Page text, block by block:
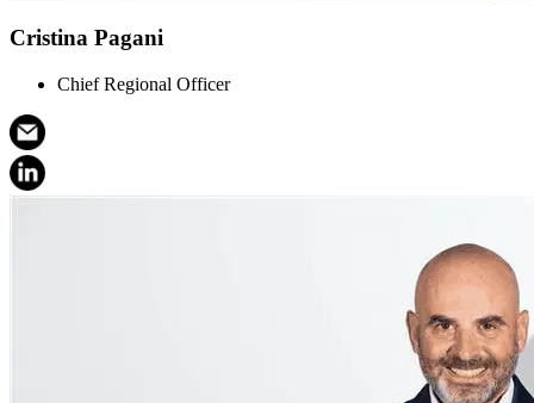
Cristina Pagani
Chief Regional Officer